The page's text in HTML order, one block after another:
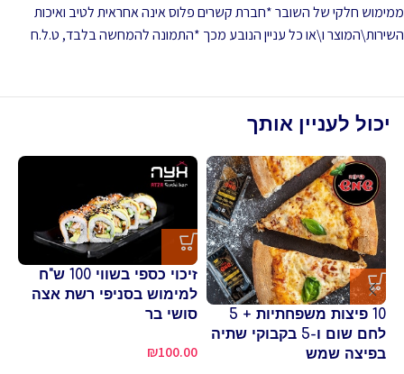
ממימוש חלקי של השובר *חברת קשרים פלוס אינה אחראית לטיב ואיכות
השירות\המוצר ו\או כל עניין הנובע מכך *התמונה להמחשה בלבד, ט.ל.ח
יכול לעניין אותך
10 פיצות משפחתיות + 5
לחם שום ו-5 בקבוקי שתיה
בפיצה שמש
זיכוי כספי בשווי 100 ש"ח
למימוש בסניפי רשת אצה
סושי בר
₪100.00